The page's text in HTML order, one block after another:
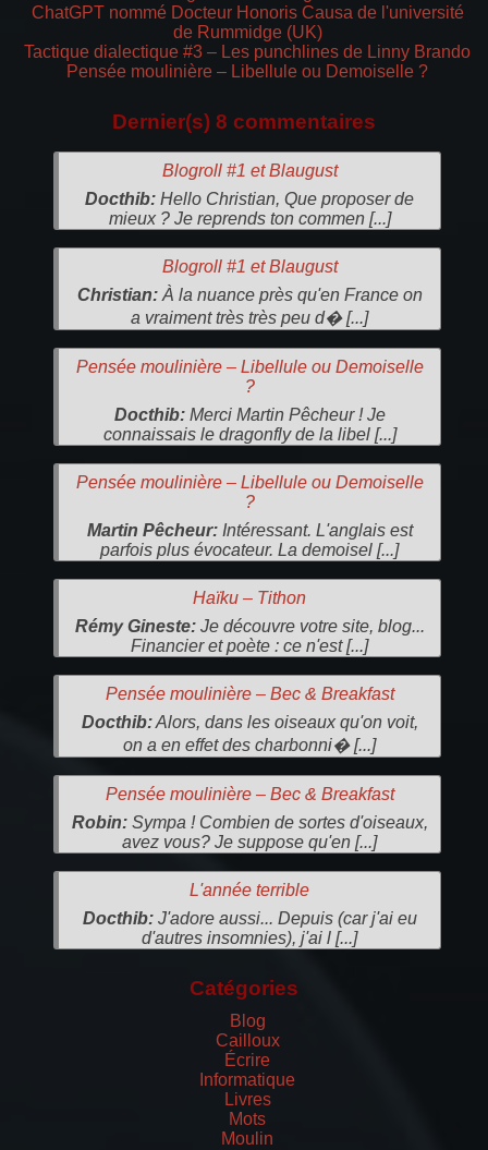
ChatGPT nommé Docteur Honoris Causa de l'université
de Rummidge (UK)
Tactique dialectique #3 – Les punchlines de Linny Brando
Pensée moulinière – Libellule ou Demoiselle ?
Dernier(s) 8 commentaires
Blogroll #1 et Blaugust
Docthib: Hello Christian, Que proposer de
mieux ? Je reprends ton commen [...]
Blogroll #1 et Blaugust
Christian:À la nuance près qu'en France on
a vraiment très très peu d� [...]
Pensée moulinière – Libellule ou Demoiselle
?
Docthib:Merci Martin Pêcheur ! Je
connaissais le dragonfly de la libel [...]
Pensée moulinière – Libellule ou Demoiselle
?
Martin Pêcheur:Intéressant. L'anglais est
parfois plus évocateur. La demoisel [...]
Haïku – Tithon
Rémy Gineste:Je découvre votre site, blog...
Financier et poète : ce n'est [...]
Pensée moulinière – Bec & Breakfast
Docthib:Alors, dans les oiseaux qu'on voit,
on a en effet des charbonni� [...]
Pensée moulinière – Bec & Breakfast
Robin:Sympa ! Combien de sortes d'oiseaux,
avez vous? Je suppose qu'en [...]
L'année terrible
Docthib:J'adore aussi... Depuis (car j'ai eu
d'autres insomnies), j'ai l [...]
Catégories
Blog
Cailloux
Écrire
Informatique
Livres
Mots
Moulin